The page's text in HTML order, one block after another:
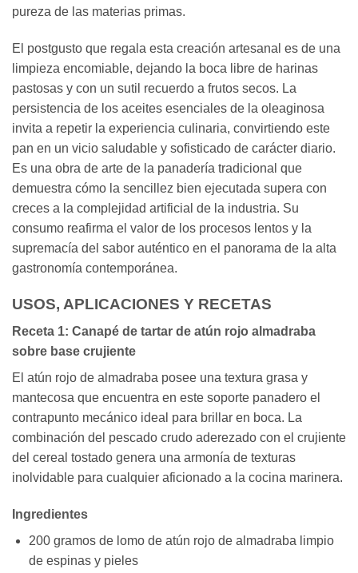
pureza de las materias primas.
El postgusto que regala esta creación artesanal es de una
limpieza encomiable, dejando la boca libre de harinas
pastosas y con un sutil recuerdo a frutos secos. La
persistencia de los aceites esenciales de la oleaginosa
invita a repetir la experiencia culinaria, convirtiendo este
pan en un vicio saludable y sofisticado de carácter diario.
Es una obra de arte de la panadería tradicional que
demuestra cómo la sencillez bien ejecutada supera con
creces a la complejidad artificial de la industria. Su
consumo reafirma el valor de los procesos lentos y la
supremacía del sabor auténtico en el panorama de la alta
gastronomía contemporánea.
USOS, APLICACIONES Y RECETAS
Receta 1: Canapé de tartar de atún rojo almadraba
sobre base crujiente
El atún rojo de almadraba posee una textura grasa y
mantecosa que encuentra en este soporte panadero el
contrapunto mecánico ideal para brillar en boca. La
combinación del pescado crudo aderezado con el crujiente
del cereal tostado genera una armonía de texturas
inolvidable para cualquier aficionado a la cocina marinera.
Ingredientes
200 gramos de lomo de atún rojo de almadraba limpio
de espinas y pieles